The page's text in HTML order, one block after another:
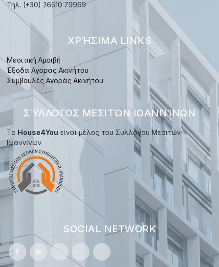
Τηλ. (+30) 26510 79969
ΧΡΉΣΙΜΑ LINKS
Μεσιτική Αμοιβή
Έξοδα Αγοράς Ακινήτου
Συμβουλές Αγοράς Ακινήτου
ΣΎΛΛΟΓΟΣ ΜΕΣΙΤΏΝ ΙΩΑΝΝΊΝΩΝ
Το House4You είναι μέλος του Συλλόγου Μεσιτών
Ιωαννίνων
SOCIAL NETWORK